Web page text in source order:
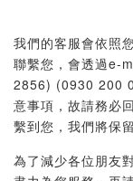
我們的客服會依照
聯繫您，會透過e-
2856) (0930 200
意事項，故請務必
繫到您，我們將保
為了減少各位朋友